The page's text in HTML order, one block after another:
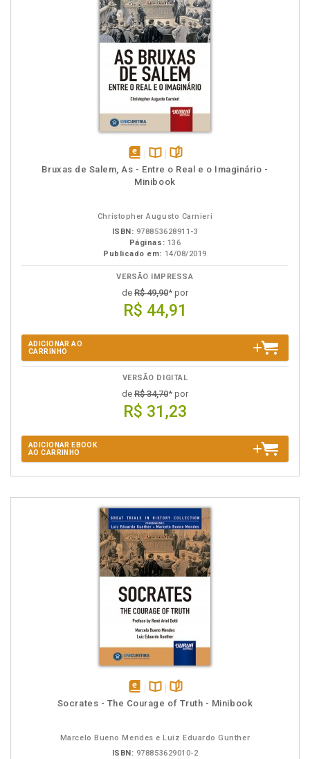
disponível
em
Disponível
na
páginas
Bruxas de Salem, As - Entre o Real e o Imaginário -
Minibook
Christopher Augusto Carnieri
ISBN: 978853628911-3
Páginas: 136
Publicado em: 14/08/2019
VERSÃO IMPRESSA
de R$ 49,90* por
R$ 44,91
ADICIONAR AO
CARRINHO
VERSÃO DIGITAL
de R$ 34,70* por
R$ 31,23
ADICIONAR EBOOK
AO CARRINHO
disponívelDisponível
páginas
Socrates - The Courage of Truth - Minibook
Marcelo Bueno Mendes e Luiz Eduardo Gunther
ISBN: 978853629010-2